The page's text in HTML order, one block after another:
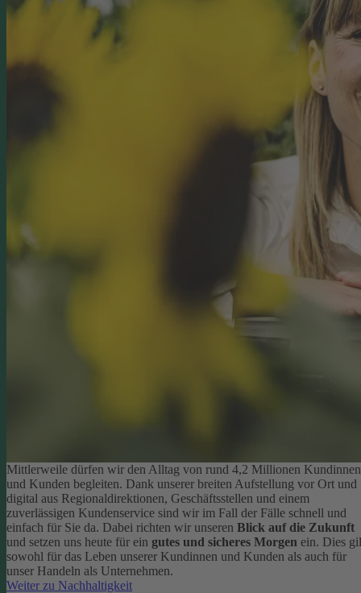
Mittlerweile dürfen wir den Alltag von rund 4,2 Millionen Kundinnen
und Kunden begleiten. Dank unserer breiten Aufstellung vor Ort und
digital aus Regionaldirektionen, Geschäftsstellen und einem
zuverlässigen Kundenservice sind wir im Fall der Fälle schnell und
einfach für Sie da. Dabei richten wir unseren Blick auf die Zukunft
und setzen uns heute für ein gutes und sicheres Morgen ein. Dies
sowohl für das Leben unserer Kundinnen und Kunden als auch für
unser Handeln als Unternehmen.
Weiter zu Nachhaltigkeit